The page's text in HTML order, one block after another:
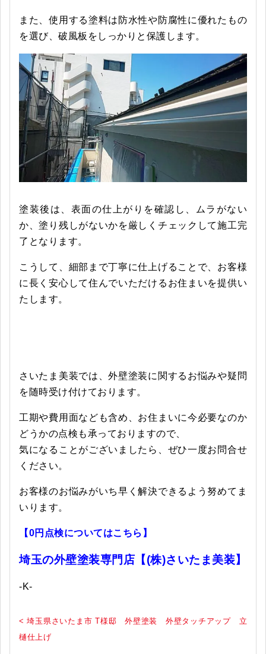
また、使用する塗料は防水性や防腐性に優れたもの
を選び、破風板をしっかりと保護します。
塗装後は、表面の仕上がりを確認し、ムラがない
か、塗り残しがないかを厳しくチェックして施工完
了となります。
こうして、細部まで丁寧に仕上げることで、お客様
に長く安心して住んでいただけるお住まいを提供い
たします。
さいたま美装では、外壁塗装に関するお悩みや疑問
を随時受け付けております。
工期や費用面なども含め、お住まいに今必要なのか
どうかの点検も承っておりますので、
気になることがございましたら、ぜひ一度お問合せ
ください。
お客様のお悩みがいち早く解決できるよう努めてま
いります。
【0円点検についてはこちら】
埼玉の外壁塗装専門店【(株)さいたま美装】
-K-
< 埼玉県さいたま市 T様邸 外壁塗装 外壁タッチアップ 立
樋仕上げ